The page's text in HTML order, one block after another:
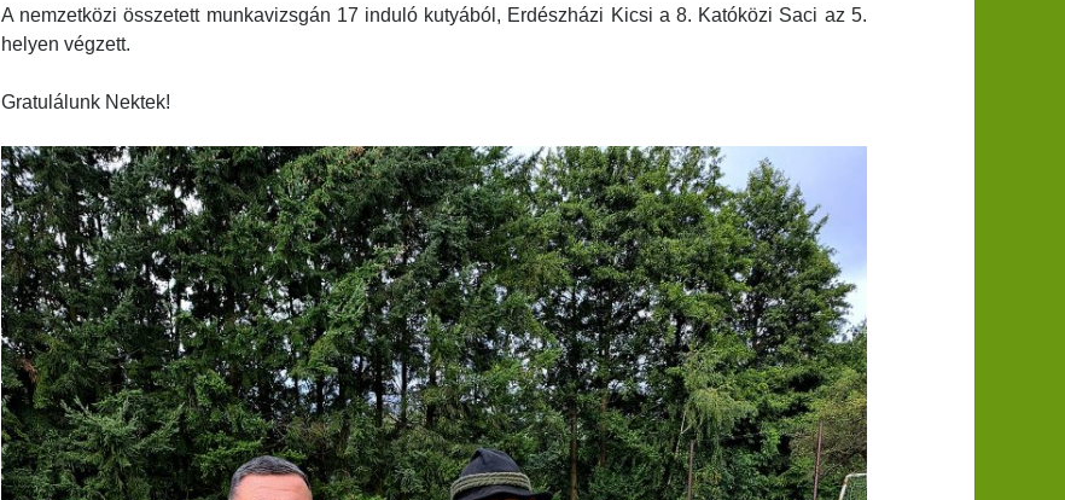
A nemzetközi összetett munkavizsgán 17 induló kutyából, Erdészházi Kicsi a 8. Katóközi Saci az 5.
helyen végzett.
Gratulálunk Nektek!